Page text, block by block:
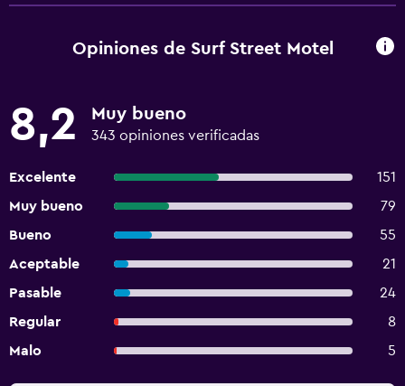
Opiniones de Surf Street Motel
8,2 Muy bueno
343 opiniones verificadas
Excelente
151
Muy bueno
79
Bueno
55
Aceptable
21
Pasable
24
Regular
8
Malo
5